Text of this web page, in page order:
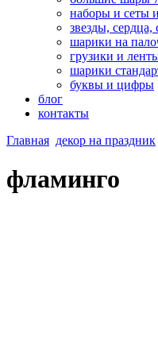
наборы и сеты
звезды,
шарики на
грузики и
шарики
буквы и цифры
блог
контакты
Главная декор на праздник
фламинго